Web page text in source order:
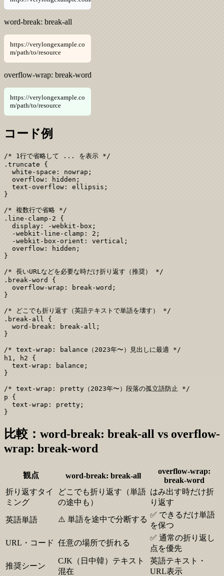
word-break: break-all
https://verylongexample.co
m/path/to/resource
overflow-wrap: break-word
https://verylongexample.co
m/path/to/resource
コード例
/* 1行で省略して ... を表示 */
.truncate {
  white-space: nowrap;
  overflow: hidden;
  text-overflow: ellipsis;
}
/* 複数行で省略 */
.line-clamp-2 {
  display: -webkit-box;
  -webkit-line-clamp: 2;
  -webkit-box-orient: vertical;
  overflow: hidden;
}
/* 長いURLなどを必要な時だけ折り返す（推奨） */
.break-word {
  overflow-wrap: break-word;
}
/* どこでも折り返す（英語テキストで単語を壊す） */
.break-all {
  word-break: break-all;
}
/* text-wrap: balance（2023年〜）見出しに最適 */
h1, h2 {
  text-wrap: balance;
}
/* text-wrap: pretty（2023年〜）段落の孤立語防止 */
p {
  text-wrap: pretty;
}
比較：word-break: break-all vs overflow-
wrap: break-word
観点 word-break: break-all
overflow-wrap:
break-word
折り返すタイ
ミング
どこでも折り返す（単語
の途中も）
はみ出す時だけ折
り返す
英語単語 ⚠️ 単語を途中で分断する
✅ できるだけ単語
を保つ
URL・コード 任意の場所で折れる
✅ 通常の折り返し
点を優先
推奨シーン
CJK（日中韓）テキスト
混在
英語テキスト・
URL表示